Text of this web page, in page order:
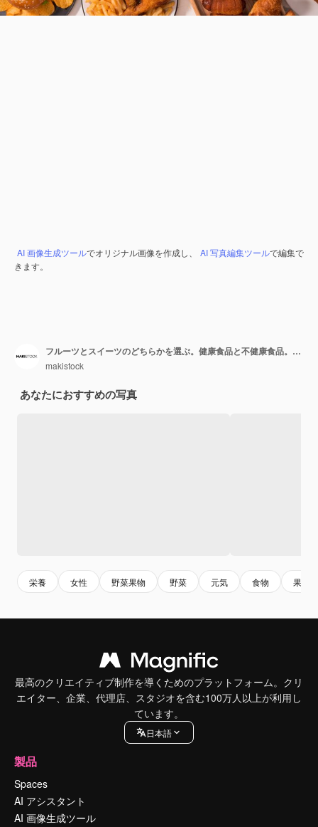
AI 画像生成ツールでオリジナル画像を作成し、 AI 写真編集ツールで編集で
きます。
フルーツとスイーツのどちらかを選ぶ。健康食品と不健康食品。減量。不健康な魅力的なケーキと健康的な果物
makistock
あなたにおすすめの写真
栄養 女性 野菜果物 野菜 元気 食物 果物
最高のクリエイティブ制作を導くためのプラットフォーム。クリ
エイター、企業、代理店、スタジオを含む100万人以上が利用し
ています。
日本語
製品
Spaces
AI アシスタント
AI 画像生成ツール